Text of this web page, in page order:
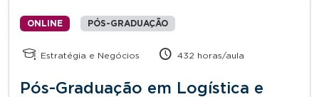
ONLINE PÓS-GRADUAÇÃO
Estratégia e Negócios 432 horas/aula
Pós-Graduação em Logística e